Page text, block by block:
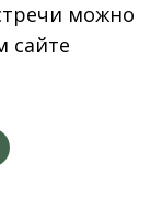
можно
сайте